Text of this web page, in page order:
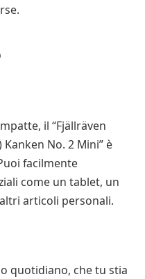
il “Fjällräven
No. 2 Mini” è
facilmente
come un tablet, un
articoli personali.
quotidiano, che tu stia